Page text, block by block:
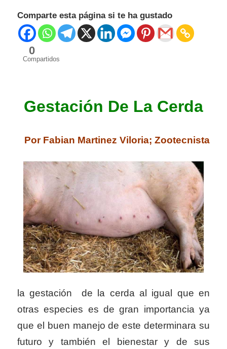
Comparte esta página si te ha gustado
0
Compartidos
Gestación De La Cerda
Por Fabian Martinez Viloria; Zootecnista
la gestación de la cerda al igual que en
otras especies es de gran importancia ya
que el buen manejo de este determinara su
futuro y también el bienestar y de sus